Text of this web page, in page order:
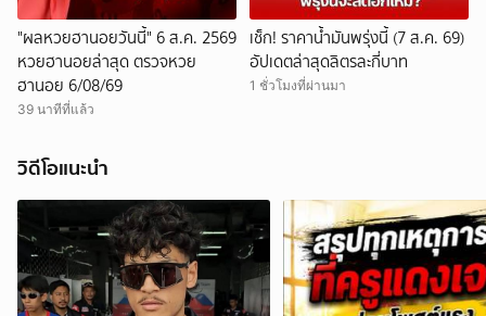
"ผลหวยฮานอยวันนี้" 6 ส.ค. 2569
หวยฮานอยล่าสุด ตรวจหวย
ฮานอย 6/08/69
39 นาทีที่แล้ว
เช็ก! ราคาน้ำมันพรุ่งนี้ (7 ส.ค. 69)
อัปเดตล่าสุดลิตรละกี่บาท
1 ชั่วโมงที่ผ่านมา
วิดีโอแนะนำ